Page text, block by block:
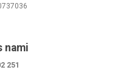
nami
251